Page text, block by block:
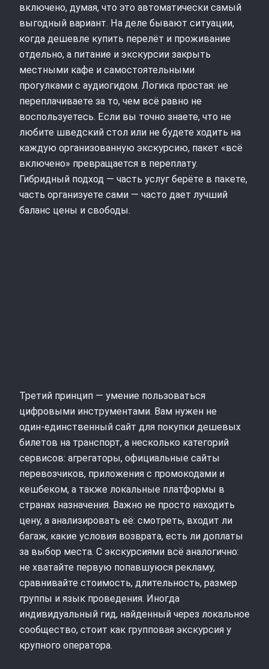
включено, думая, что это автоматически самый
выгодный вариант. На деле бывают ситуации,
когда дешевле купить перелёт и проживание
отдельно, а питание и экскурсии закрыть
местными кафе и самостоятельными
прогулками с аудиогидом. Логика простая: не
переплачиваете за то, чем всё равно не
воспользуетесь. Если вы точно знаете, что не
любите шведский стол или не будете ходить на
каждую организованную экскурсию, пакет «всё
включено» превращается в переплату.
Гибридный подход — часть услуг берёте в пакете,
часть организуете сами — часто дает лучший
баланс цены и свободы.
Третий принцип — умение пользоваться
цифровыми инструментами. Вам нужен не
один‑единственный сайт для покупки дешевых
билетов на транспорт, а несколько категорий
сервисов: агрегаторы, официальные сайты
перевозчиков, приложения с промокодами и
кешбеком, а также локальные платформы в
странах назначения. Важно не просто находить
цену, а анализировать её: смотреть, входит ли
багаж, какие условия возврата, есть ли доплаты
за выбор места. С экскурсиями всё аналогично:
не хватайте первую попавшуюся рекламу,
сравнивайте стоимость, длительность, размер
группы и язык проведения. Иногда
индивидуальный гид, найденный через локальное
сообщество, стоит как групповая экскурсия у
крупного оператора.